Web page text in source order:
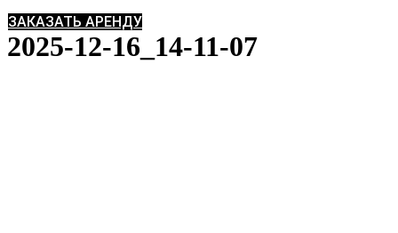
ЗАКАЗАТЬ АРЕНДУ
2025-12-16_14-11-07